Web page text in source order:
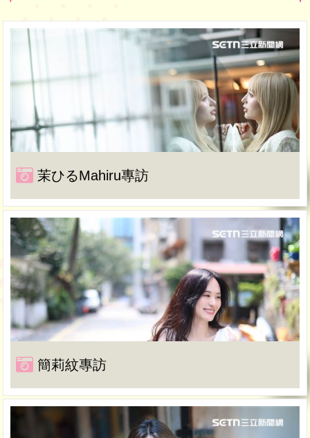
茉ひるMahiru專訪
簡莉紋專訪